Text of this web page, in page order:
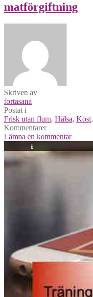
matförgiftning
Skriven av
fortasana
Postat i
Frisk utan flum, Hälsa, Kost,
Kommentarer
Lämna en kommentar